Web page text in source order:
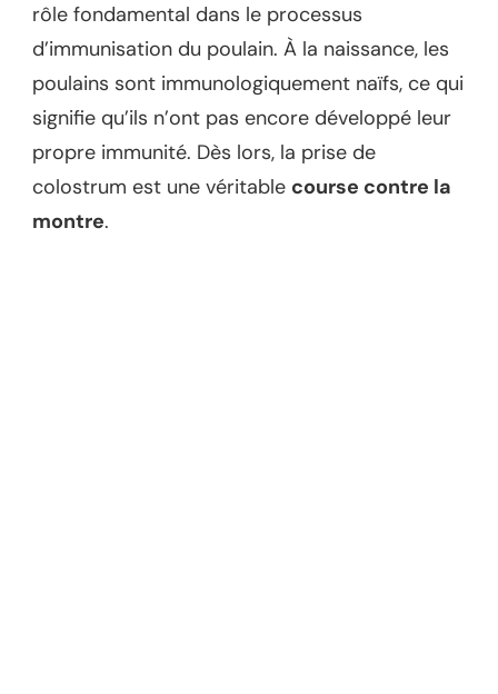
rôle fondamental dans le processus
d’immunisation du poulain. À la naissance, les
poulains sont immunologiquement naïfs, ce qui
signifie qu’ils n’ont pas encore développé leur
propre immunité. Dès lors, la prise de
colostrum est une véritable course contre la
montre.